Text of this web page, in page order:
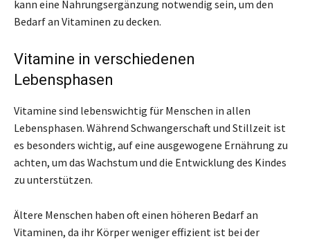
kann eine Nahrungsergänzung notwendig sein, um den
Bedarf an Vitaminen zu decken.
Vitamine in verschiedenen
Lebensphasen
Vitamine sind lebenswichtig für Menschen in allen
Lebensphasen. Während Schwangerschaft und Stillzeit ist
es besonders wichtig, auf eine ausgewogene Ernährung zu
achten, um das Wachstum und die Entwicklung des Kindes
zu unterstützen.
Ältere Menschen haben oft einen höheren Bedarf an
Vitaminen, da ihr Körper weniger effizient ist bei der